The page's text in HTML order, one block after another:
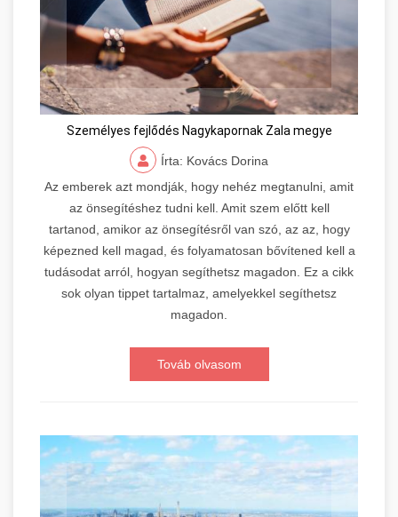
Személyes fejlődés Nagykapornak Zala megye
Írta: Kovács Dorina
Az emberek azt mondják, hogy nehéz megtanulni, amit
az önsegítéshez tudni kell. Amit szem előtt kell
tartanod, amikor az önsegítésről van szó, az az, hogy
képezned kell magad, és folyamatosan bővítened kell a
tudásodat arról, hogyan segíthetsz magadon. Ez a cikk
sok olyan tippet tartalmaz, amelyekkel segíthetsz
magadon.
Továb olvasom